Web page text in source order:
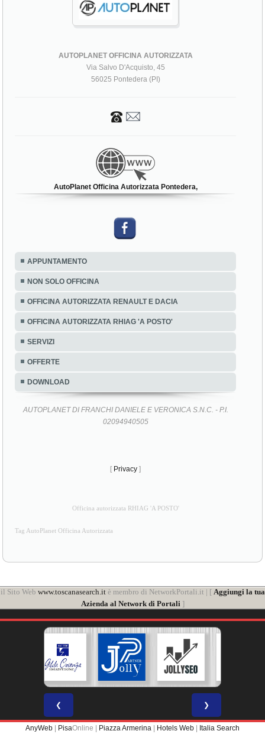
AUTOPLANET OFFICINA AUTORIZZATA
Via Salvo D'Acquisto, 45
56025 Pontedera (PI)
AutoPlanet Officina Autorizzata Pontedera,
APPUNTAMENTO
NON SOLO OFFICINA
OFFICINA AUTORIZZATA RENAULT E DACIA
OFFICINA AUTORIZZATA RHIAG 'A POSTO'
SERVIZI
OFFERTE
DOWNLOAD
AUTOPLANET DI FRANCHI DANIELE E VERONICA S.N.C. - P.I.
02094940505
[ Privacy ]
Officina autorizzata RHIAG 'A POSTO'
Tag AutoPlanet Officina Autorizzata
il Sito Web www.toscanasearch.itè membro di NetworkPortali.it | [ Aggiungi la tua
Azienda al Network di Portali]
❮ ❯
AnyWeb PisaOnline | Piazza Armerina Hotels Web Italia Search